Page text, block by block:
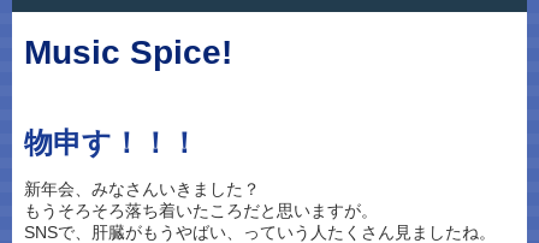
Music Spice!
物申す！！！
新年会、みなさんいきました？
もうそろそろ落ち着いたころだと思いますが。
SNSで、肝臓がもうやばい、っていう人たくさん見ましたね。